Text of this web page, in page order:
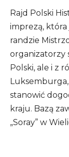
Rajd Polski
imprezą,
randzie
organizatorzy
Polski, ale i z
stanowić
kraju. Bazą
„Soray” w